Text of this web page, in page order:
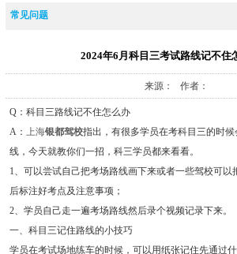
常见问题
2024年6月科目三考试路线记不住
来源： 作者：
Q：科目三路线记不住怎么办
A： 上海银都驾校指出，有很多学员在考科目三的时
线，今天就教你们一招，科三学员都来看看。
1、可以尝试自己把考场路线画下来或者一些驾校可以
后标注好考点及注意事项；
2、学员自己走一遍考场路线然后录个视频记录下来。
一、科目三记住路线的小技巧
学员在考试场地练车的时候，可以用纸张记住先通过